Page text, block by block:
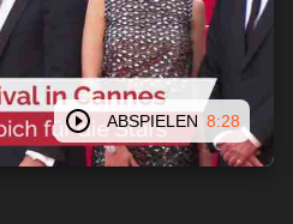
ABSPIELEN 8:28